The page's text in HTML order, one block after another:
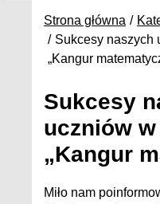
Strona główna
Sukcesy naszych
„Kangur
Sukcesy
uczniów
„Kangur
Miło nam